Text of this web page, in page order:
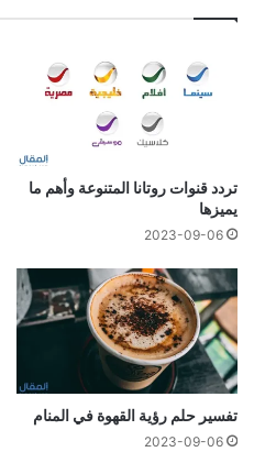
تردد قنوات روتانا المتنوعة وأهم ما
يميزها
2023-09-06
تفسير حلم رؤية القهوة في المنام
2023-09-06